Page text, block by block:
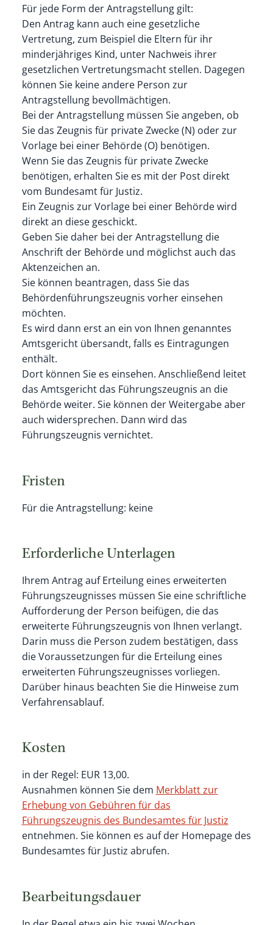
Für jede Form der Antragstellung gilt:
Den Antrag kann auch eine gesetzliche
Vertretung, zum Beispiel die Eltern für ihr
minderjähriges Kind, unter Nachweis ihrer
gesetzlichen Vertretungsmachtstellen. Dagegen
können Sie keine andere Person zur
Antragstellung bevollmächtigen.
Bei der Antragstellung müssen Sie angeben, ob
Sie das Zeugnis für private Zwecke (N) oder zur
Vorlage bei einer Behörde (O) benötigen.
Wenn Sie das Zeugnis für private Zwecke
benötigen, erhalten Sie es mit der Post direkt
vom Bundesamt für Justiz.
Ein Zeugnis zur Vorlage bei einer Behörde wird
direkt an diese geschickt.
Geben Sie daher bei der Antragstellung die
Anschrift der Behörde und möglichst auch das
Aktenzeichen an.
Sie können beantragen, dass Sie das
Behördenführungszeugnis vorher einsehen
möchten.
Es wird dann erst an ein von Ihnen genanntes
Amtsgericht übersandt, falls es Eintragungen
enthält.
Dort können Sie es einsehen. Anschließend leitet
das Amtsgericht das Führungszeugnis an die
Behörde weiter. Sie können der Weitergabe aber
auch widersprechen. Dann wird das
Führungszeugnis vernichtet.
Fristen
Für die Antragstellung: keine
Erforderliche Unterlagen
Ihrem Antrag auf Erteilung eines erweiterten
Führungszeugnisses müssen Sie eine schriftliche
Aufforderung der Person beifügen, die das
erweiterte Führungszeugnis von Ihnen verlangt.
Darin muss die Person zudem bestätigen, dass
die Voraussetzungen für die Erteilung eines
erweiterten Führungszeugnisses vorliegen.
Darüber hinaus beachten Sie die Hinweise zum
Verfahrensablauf.
Kosten
in der Regel: EUR 13,00.
Ausnahmen können Sie dem Merkblatt zur
Erhebung von Gebühren für das
Führungszeugnis des Bundesamtes für Justiz
entnehmen. Sie können es auf der Homepage des
Bundesamtes für Justiz abrufen.
Bearbeitungsdauer